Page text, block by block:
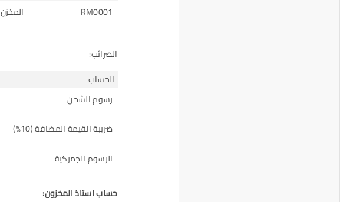
RM0001
المخزن
الضرائب:
الحساب
رسوم الشحن
ضريبة القيمة المضافة (10%)
الرسوم الجمركية
حساب استاذ المخزون: